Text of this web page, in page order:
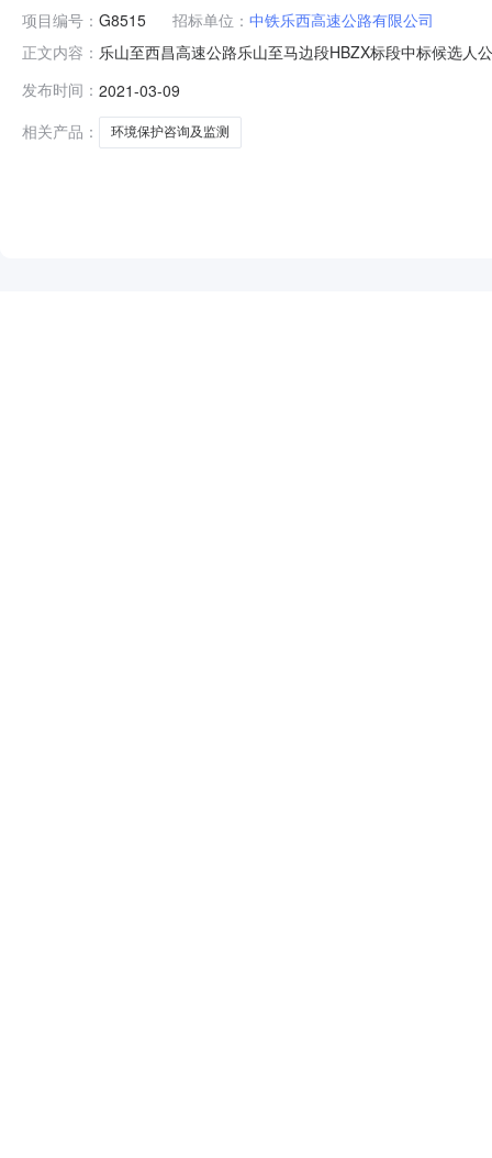
项目编号： G8515 招标单位： 中铁乐西高速公路有限公司
正文内容： 乐山至西昌高速公路乐山至马边段HBZX标段中标候选
西高速公路有限公司招标人联系电话15364887965招标
发布时间： 2021-03-09
相关产品：
环境保护咨询及监测